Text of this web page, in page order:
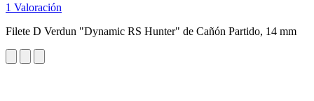
1 Valoración
Filete D Verdun "Dynamic RS Hunter" de Cañón Partido, 14 mm